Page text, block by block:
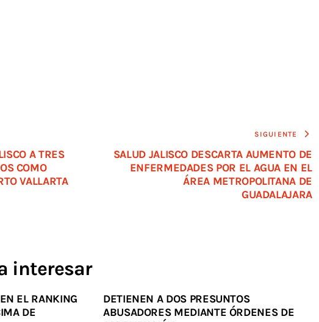
A TRES
COMO
VALLARTA
SIGUIENTE
SALUD JALISCO DESCARTA AUMENTO DE
ENFERMEDADES POR EL AGUA EN EL
ÁREA METROPOLITANA DE
GUADALAJARA
interesar
EL RANKING
DE
DETIENEN A DOS PRESUNTOS
ABUSADORES MEDIANTE ÓRDENES DE